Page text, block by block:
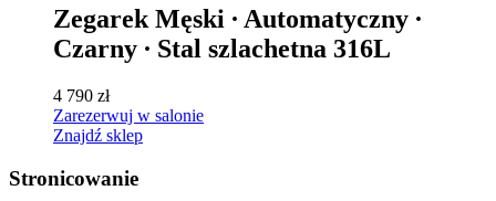
Zegarek Męski ∙ Automatyczny ∙
Czarny ∙ Stal szlachetna 316L
4 790 zł
Zarezerwuj w salonie
Znajdź sklep
Stronicowanie